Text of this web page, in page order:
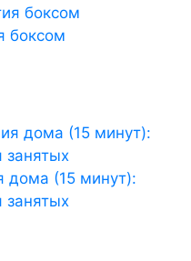
боксом
дома (15 минут):
занятых